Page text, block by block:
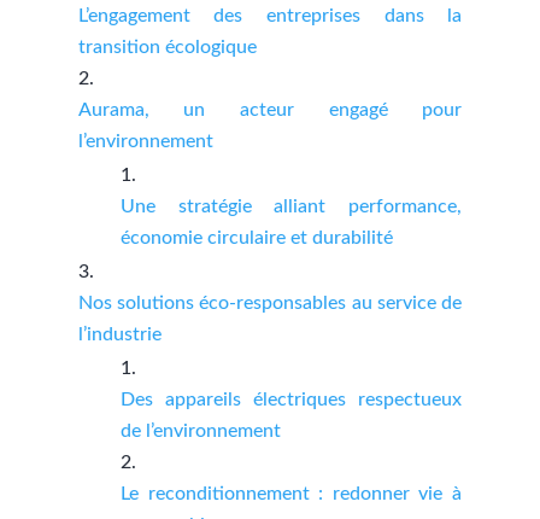
L’engagement des entreprises dans la
transition écologique
Aurama, un acteur engagé pour
l’environnement
Une stratégie alliant performance,
économie circulaire et durabilité
Nos solutions éco-responsables au service de
l’industrie
Des appareils électriques respectueux
de l’environnement
Le reconditionnement : redonner vie à